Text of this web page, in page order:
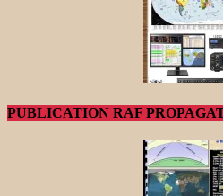
PUBLICATION RAF